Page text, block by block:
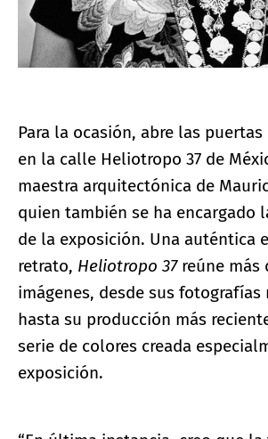
Para la ocasión, abre las
en la calle Heliotropo 37 de
maestra arquitectónica de
quien también se ha encargado
de la exposición. Una auténtica
retrato, Heliotropo 37reúne más
imágenes, desde sus fotografías
hasta su producción más
serie de colores creada
exposición.